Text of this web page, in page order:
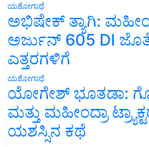
ಯಶೋಗಾಥೆ
ಅಭಿಷೇಕ್ ತ್ಯಾಗಿ:
ಅರ್ಜುನ್ 605 DI
ಎತ್ತರಗಳಿಗೆ
ಯಶೋಗಾಥೆ
ಯೋಗೇಶ್ ಭೂತಡಾ:
ಮತ್ತು ಮಹೀಂದ್ರಾ
ಯಶಸ್ಸಿನ ಕಥೆ